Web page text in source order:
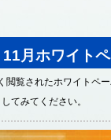
11月ホワイト
閲覧されたホワイトペ
てみてください。